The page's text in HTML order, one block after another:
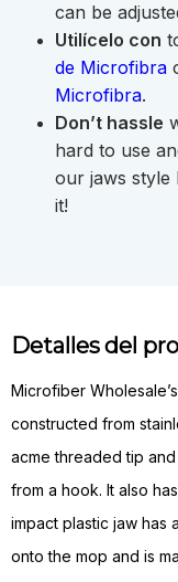
can be
Utilícelo con
de Microfibra
Microfibra.
Don’t hassle
hard to use
our jaws style
it!
Detalles del
Microfiber
constructed from
acme threaded tip
from a hook. It also
impact plastic jaw has
onto the mop and is